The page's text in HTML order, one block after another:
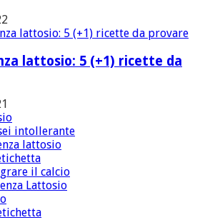
lattosio: 5 (+1) ricette da
intollerante
lattosio
il calcio
Lattosio